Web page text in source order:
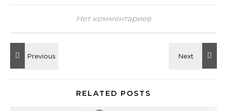
Нет комментариев
RELATED POSTS